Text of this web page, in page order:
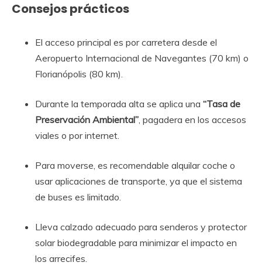
Consejos prácticos
El acceso principal es por carretera desde el
Aeropuerto Internacional de Navegantes (70 km) o
Florianópolis (80 km).
Durante la temporada alta se aplica una “Tasa de
Preservación Ambiental” , pagadera en los accesos
viales o por internet.
Para moverse, es recomendable alquilar coche o
usar aplicaciones de transporte, ya que el sistema
de buses es limitado.
Lleva calzado adecuado para senderos y protector
solar biodegradable para minimizar el impacto en
los arrecifes.